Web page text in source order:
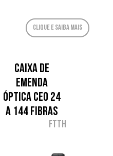
Clique e saiba mais
Caixa de
Emenda
Óptica CEO 24
a 144 Fibras
FTTH